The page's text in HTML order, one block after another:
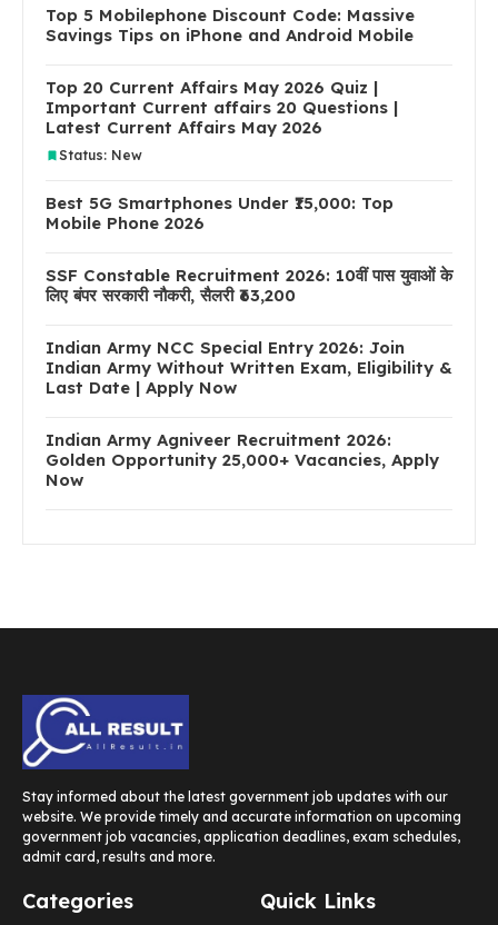
Top 5 Mobilephone Discount Code: Massive
Savings Tips on iPhone and Android Mobile
Top 20 Current Affairs May 2026 Quiz |
Important Current affairs 20 Questions |
Latest Current Affairs May 2026
Status: New
Best 5G Smartphones Under ₹15,000: Top
Mobile Phone 2026
SSF Constable Recruitment 2026: 10वीं पास युवाओं के
लिए बंपर सरकारी नौकरी, सैलरी ₹63,200
Indian Army NCC Special Entry 2026: Join
Indian Army Without Written Exam, Eligibility &
Last Date | Apply Now
Indian Army Agniveer Recruitment 2026:
Golden Opportunity 25,000+ Vacancies, Apply
Now
Stay informed about the latest government job updates with our
website. We provide timely and accurate information on upcoming
government job vacancies, application deadlines, exam schedules,
admit card, results and more.
Categories Quick Links